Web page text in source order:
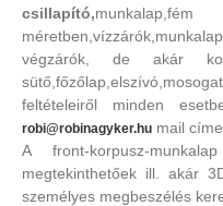
csillapító,
végzárók, de akár
feltételeiről minden
robi@robinagyker.hu mail
A front-korpusz-
megtekinthetőek ill. akár
személyes megbeszélés